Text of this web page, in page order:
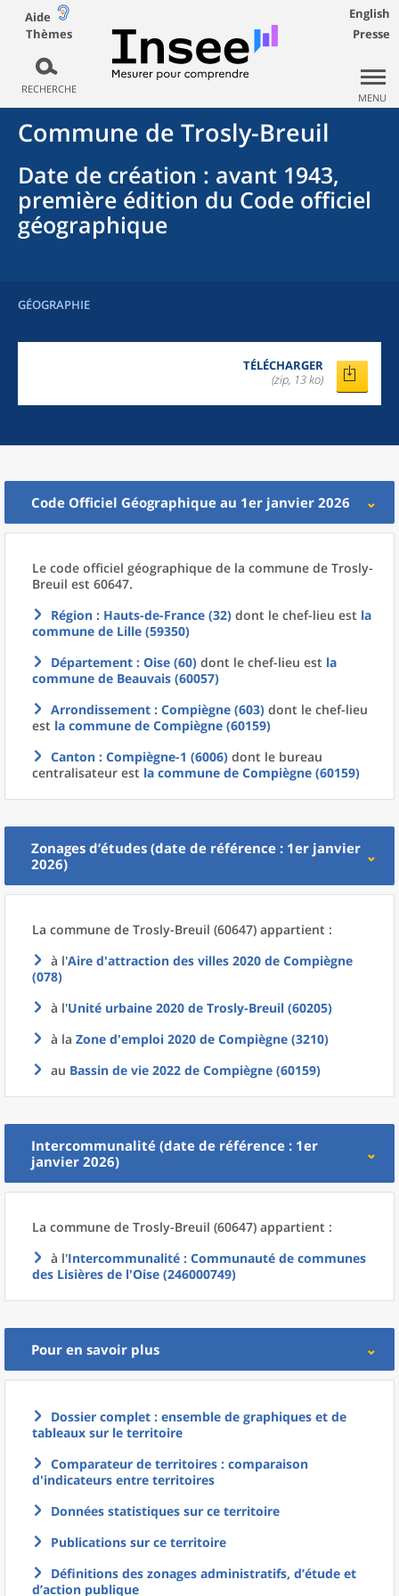
Aide
Thèmes
RECHERCHE
English
Presse
MENU
Commune de Trosly-Breuil
Date de création : avant 1943,
première édition du Code officiel
géographique
GÉOGRAPHIE
TÉLÉCHARGER
(zip, 13 ko)
Code Officiel Géographique au 1er janvier 2026
Le code officiel géographique de la commune de Trosly-
Breuil est 60647.
Région : Hauts-de-France (32) dont le chef-lieu est la
commune de Lille (59350)
Département : Oise (60) dont le chef-lieu est la
commune de Beauvais (60057)
Arrondissement : Compiègne (603) dont le chef-lieu
est la commune de Compiègne (60159)
Canton : Compiègne-1 (6006) dont le bureau
centralisateur est la commune de Compiègne (60159)
Zonages d’études (date de référence : 1er janvier
2026)
La commune de Trosly-Breuil (60647) appartient :
à l'Aire d'attraction des villes 2020 de Compiègne
(078)
à l'Unité urbaine 2020 de Trosly-Breuil (60205)
à la Zone d'emploi 2020 de Compiègne (3210)
au Bassin de vie 2022 de Compiègne (60159)
Intercommunalité (date de référence : 1er
janvier 2026)
La commune de Trosly-Breuil (60647) appartient :
à l'Intercommunalité : Communauté de communes
des Lisières de l'Oise (246000749)
Pour en savoir plus
Dossier complet : ensemble de graphiques et de
tableaux sur le territoire
Comparateur de territoires : comparaison
d'indicateurs entre territoires
Données statistiques sur ce territoire
Publications sur ce territoire
Définitions des zonages administratifs, d’étude et
d’action publique